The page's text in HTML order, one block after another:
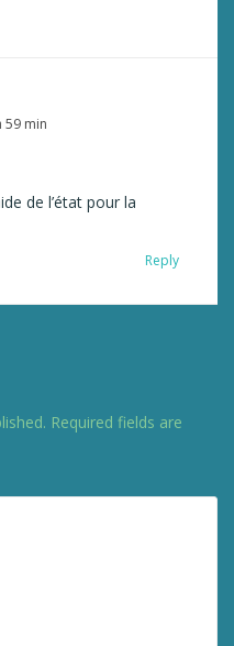
59 min
de l’état pour la
Reply
Required fields are